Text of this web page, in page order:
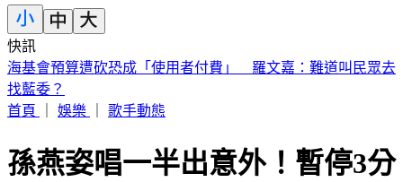
快訊
桃園85歲嬤遭「鐵拐狂砸」亡！老伴自首殺人 兒媳返家驚見
慘狀
首頁
娛樂 歌手動態
孫燕姿唱一半出意外！暫停3分